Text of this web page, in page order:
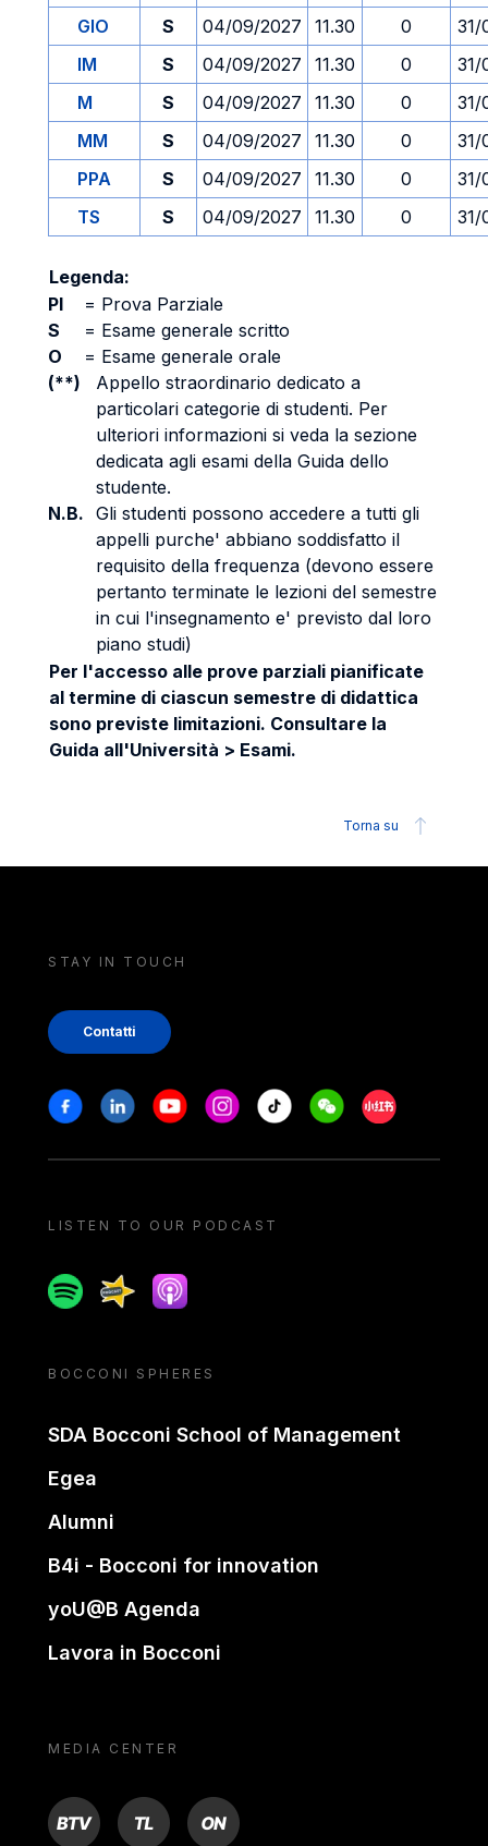
GIO
S 04/09/2027 11.30 0
31/
IM
S 04/09/2027 11.30 0
31/
M
S 04/09/2027 11.30 0
31/
MM
S 04/09/2027 11.30 0
31/
PPA
S 04/09/2027 11.30 0
31/
TS
S 04/09/2027 11.30 0 31/
Legenda:
PI
= Prova Parziale
S
= Esame generale scritto
O
= Esame generale orale
(**)
Appello straordinario dedicato a
particolari categorie di studenti. Per
ulteriori informazioni si veda la sezione
dedicata agli esami della Guida dello
studente.
N.B. Gli studenti possono accedere a tutti gli
appelli purche' abbiano soddisfatto il
requisito della frequenza (devono essere
pertanto terminate le lezioni del semestre
in cui l'insegnamento e' previsto dal loro
piano studi)
Per l'accesso alle prove parziali pianificate
al termine di ciascun semestre di didattica
sono previste limitazioni. Consultare la
Guida all'Università > Esami.
Torna su
STAY IN TOUCH
Contatti
Stay in touch
FacebookLinkedinYoutubeInstagram
Tiktok WeechatXiaohongshu/
LISTEN TO OUR PODCAST
SpotifySpreakerApple podcast
BOCCONI SPHERES
SDA Bocconi School of Management
Egea
Alumni
B4i - Bocconi for innovation
yoU@B Agenda
Lavora in Bocconi
MEDIA CENTER
BTV TL ON